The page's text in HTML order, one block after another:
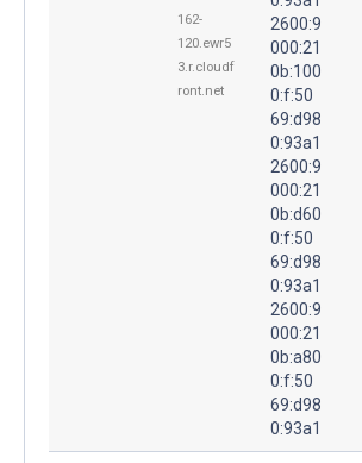
162-
120.ewr5
3.r.cloudf
ront.net
2600:9
000:21
0b:100
0:f:50
69:d98
0:93a1
2600:9
000:21
0b:d60
0:f:50
69:d98
0:93a1
2600:9
000:21
0b:a80
0:f:50
69:d98
0:93a1